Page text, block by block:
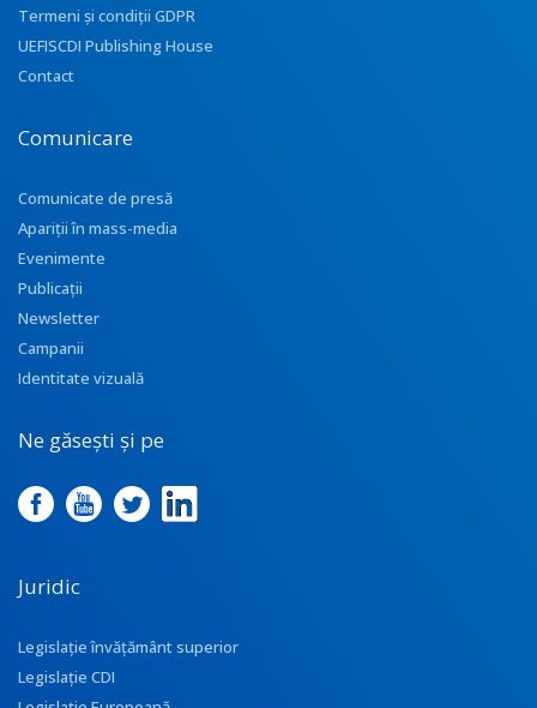
Termeni și condiții GDPR
UEFISCDI Publishing House
Contact
Comunicare
Comunicate de presă
Apariţii în mass-media
Evenimente
Publicații
Newsletter
Campanii
Identitate vizuală
Ne găsești și pe
Juridic
Legislație învățământ superior
Legislație CDI